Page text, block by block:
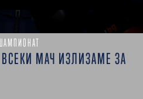
МАЧ ИЗЛИЗАМЕ ЗА